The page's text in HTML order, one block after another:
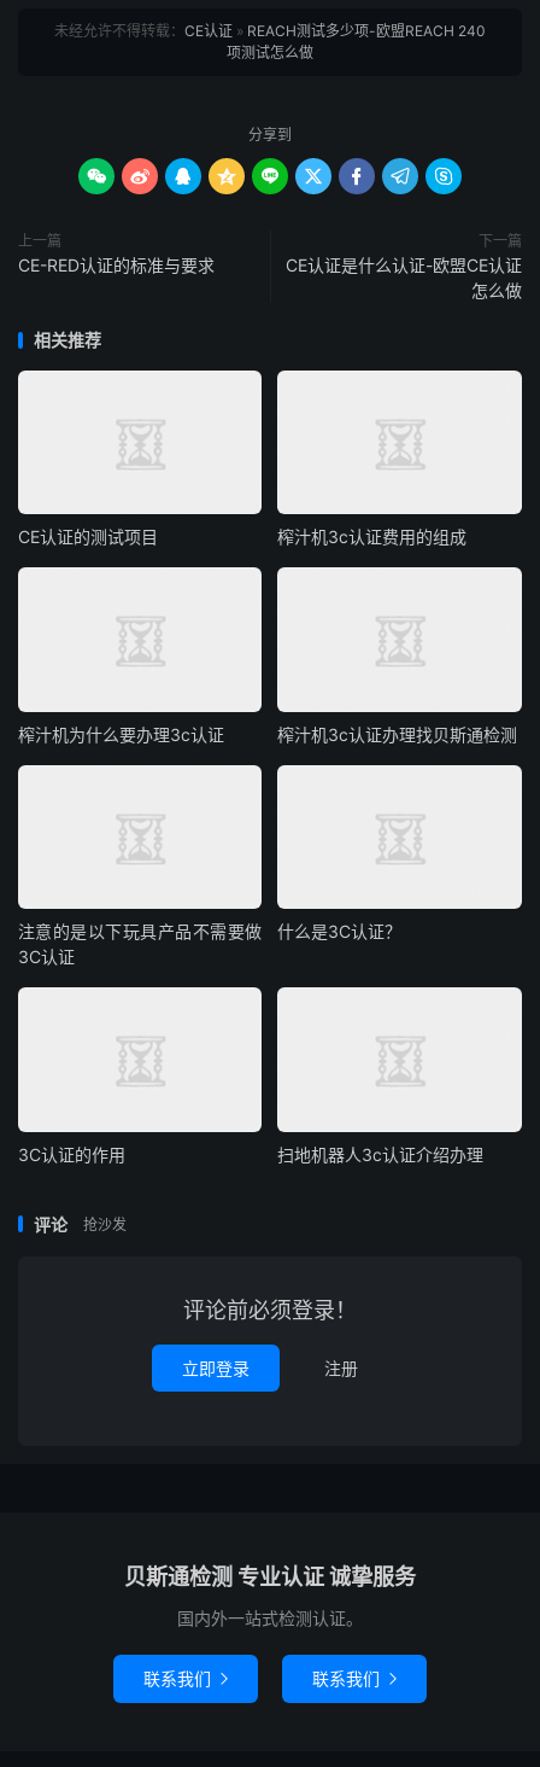
未经允许不得转载： CE认证 » REACH测试多少项-欧盟REACH 240
项测试怎么做
分享到
        
上一篇
CE-RED认证的标准与要求
下一篇
CE认证是什么认证-欧盟CE认证
怎么做
相关推荐
CE认证的测试项目 榨汁机3c认证费用的组成
榨汁机为什么要办理3c认证 榨汁机3c认证办理找贝斯通检测
注意的是以下玩具产品不需要做
3C认证
什么是3C认证？
3C认证的作用 扫地机器人3c认证介绍办理
评论 抢沙发
评论前必须登录！
立即登录 注册
贝斯通检测 专业认证 诚挚服务
国内外一站式检测认证。
联系我们  联系我们 